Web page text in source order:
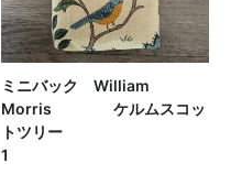
ミニバック William
Morris ケルムスコッ
トツリー
1